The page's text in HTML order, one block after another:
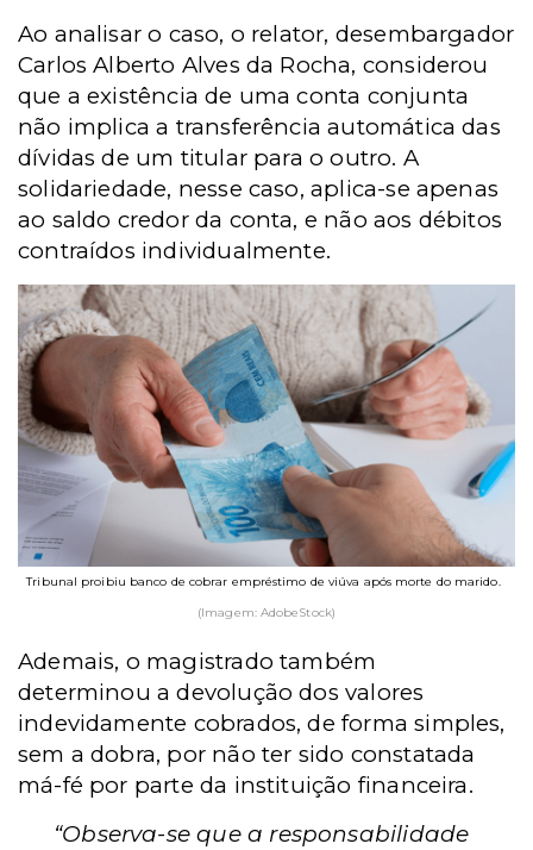
Ao analisar o caso, o relator, desembargador
Carlos Alberto Alves da Rocha, considerou
que a existência de uma conta conjunta
não implica a transferência automática das
dívidas de um titular para o outro. A
solidariedade, nesse caso, aplica-se apenas
ao saldo credor da conta, e não aos débitos
contraídos individualmente.
Tribunal proibiu banco de cobrar empréstimo de viúva após morte do marido.
(Imagem: AdobeStock)
Ademais, o magistrado também
determinou a devolução dos valores
indevidamente cobrados, de forma simples,
sem a dobra, por não ter sido constatada
má-fé por parte da instituição financeira.
“Observa-se que a responsabilidade